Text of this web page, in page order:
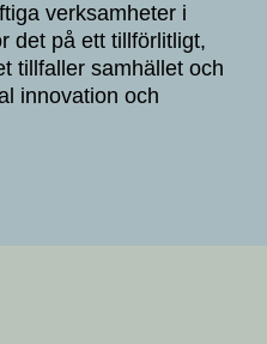
verksamheter i
det på ett tillförlitligt,
tillfaller samhället och
innovation och